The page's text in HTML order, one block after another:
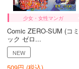
少女・女性マンガ
Comic ZERO-SUM (コミ
ック ゼロ...
NEW
509円 (税込)